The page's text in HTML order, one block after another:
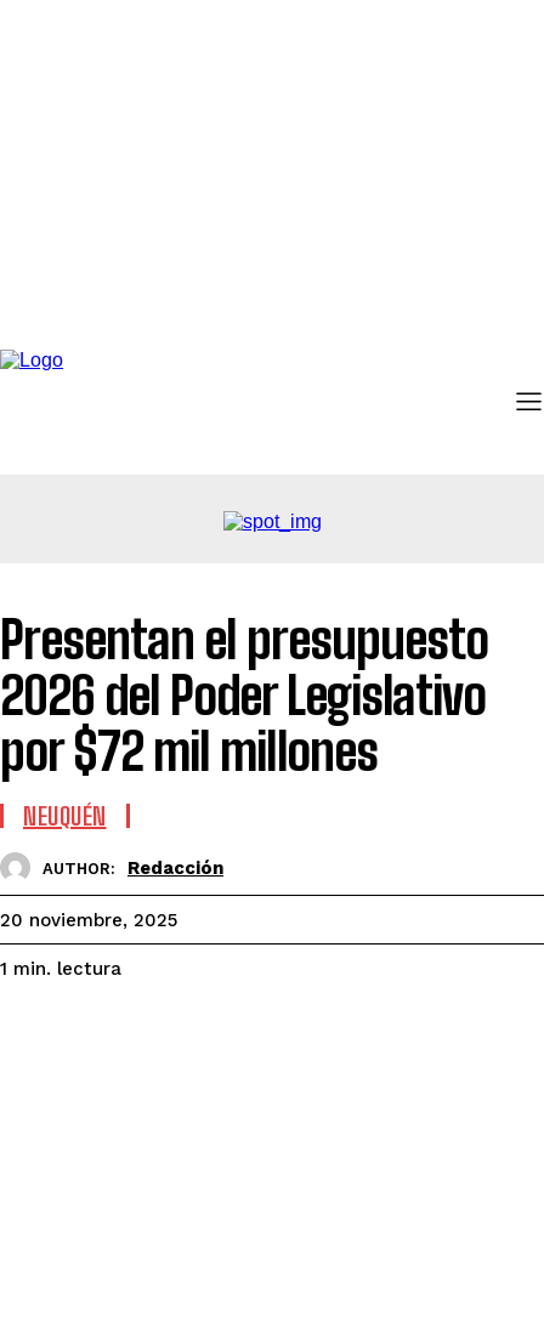
Presentan el presupuesto
2026 del Poder Legislativo
por $72 mil millones
NEUQUÉN
AUTHOR: Redacción
20 noviembre, 2025
1 min. lectura